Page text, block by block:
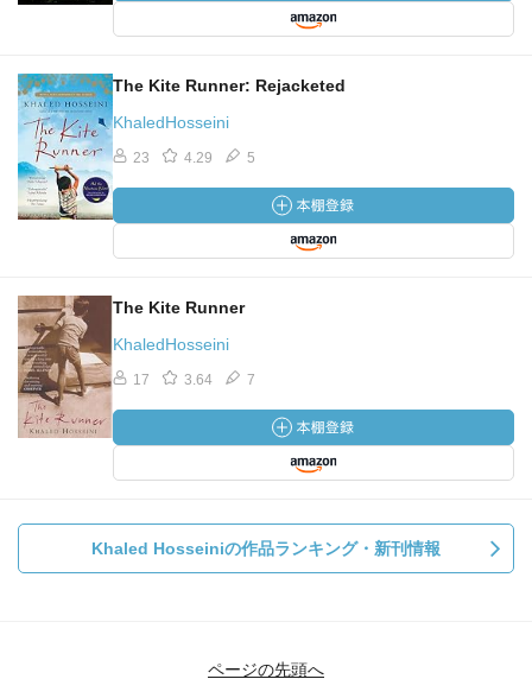
The Kite Runner: Rejacketed
KhaledHosseini
23 4.29 5
The Kite Runner
KhaledHosseini
17 3.64 7
Khaled Hosseiniの作品ランキング・新刊情報
ページの先頭へ